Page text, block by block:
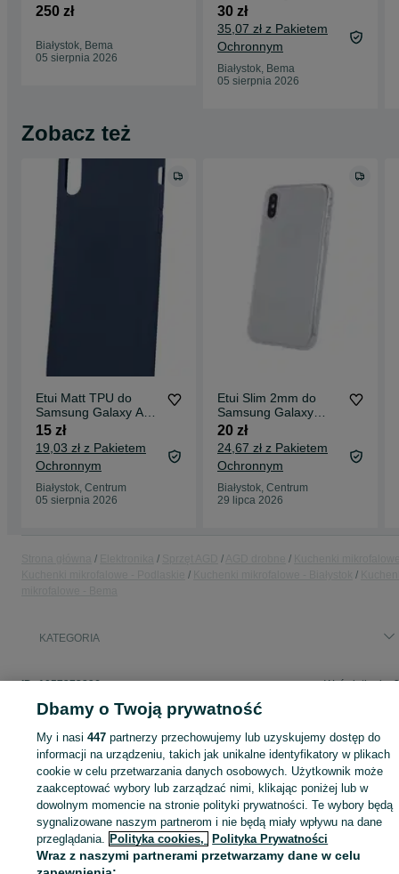
mm
250 zł
Białystok, Bema
05 sierpnia 2026
30 zł
35,07 zł z Pakietem
Ochronnym
Białystok, Bema
05 sierpnia 2026
Zobacz też
Etui Matt TPU do
Samsung Galaxy A21
A215 Navy Blue
15 zł
19,03 zł z Pakietem
Ochronnym
Białystok, Centrum
05 sierpnia 2026
Etui Slim 2mm do
Samsung Galaxy
A21s A217 Clear
20 zł
24,67 zł z Pakietem
Ochronnym
Białystok, Centrum
29 lipca 2026
KATEGORIA
ID:1057273896 Wyświetlenia:
Zaloguj się lub załóż konto na OLX, aby skontaktować się z
sprzedającym
Zaloguj się / Załóż konto
Dbamy o Twoją prywatność
My i nasi447 partnerzy przechowujemy lub uzyskujemy dostęp do
informacji na urządzeniu, takich jak unikalne identyfikatory w plikach
cookie w celu przetwarzania danych osobowych. Użytkownik może
zaakceptować wybory lub zarządzać nimi, klikając poniżej lub w
dowolnym momencie na stronie polityki prywatności. Te wybory będą
sygnalizowane naszym partnerom i nie będą miały wpływu na dane
przeglądania. Polityka cookies, Polityka Prywatności
Wraz z naszymi partnerami przetwarzamy dane w celu